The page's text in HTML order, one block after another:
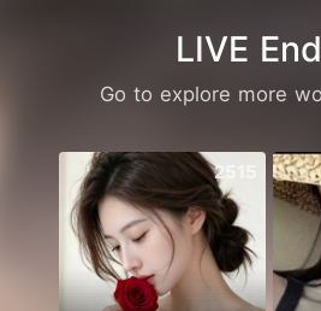
LIVE
Go to explore more
2515